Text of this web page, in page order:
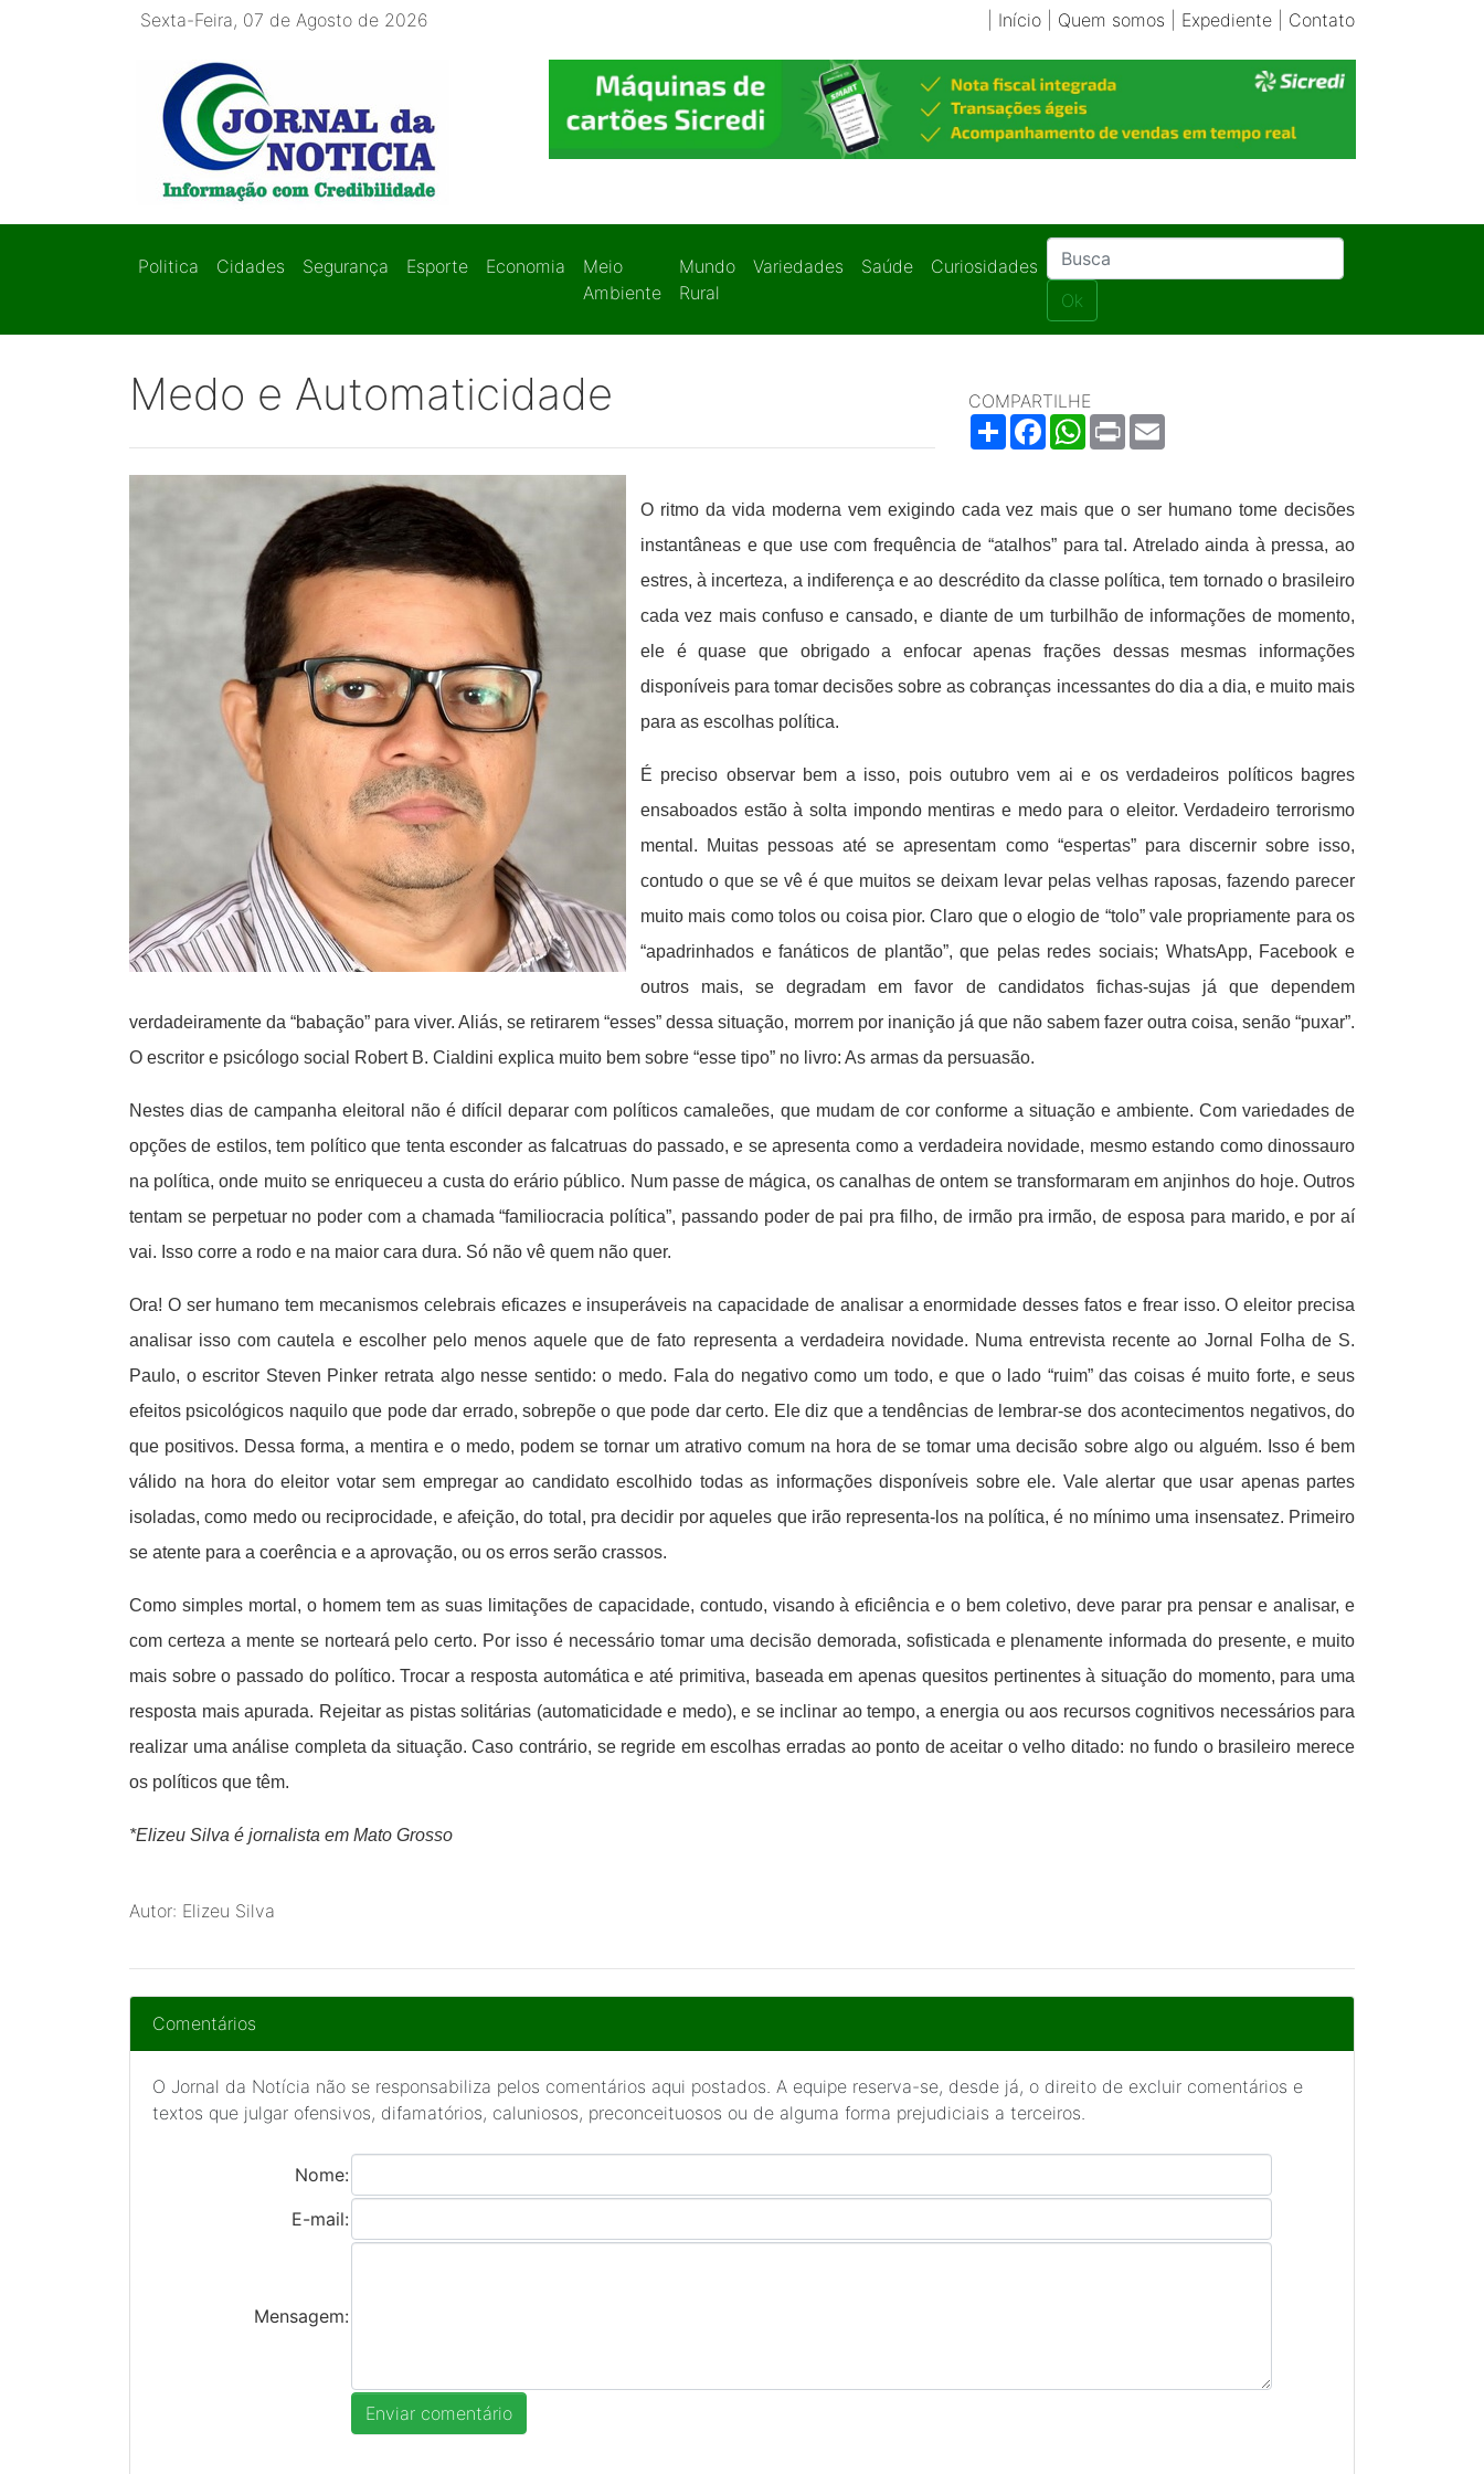
Sexta-Feira, 07 de Agosto de 2026 Início| Quem somos Expediente| Contato
Politica Cidades Segurança Esporte Economia
Meio
Ambiente
Mundo
Rural
Variedades Saúde
Curiosidades
Ok
Medo e Automaticidade
COMPARTILHE
ShareFacebookWhatsApp
Print
O ritmo da vida moderna vem exigindo cada vez mais que o ser humano tome decisões
instantâneas e que use com frequência de “atalhos” para tal. Atrelado ainda à pressa, ao
estres, à incerteza, a indiferença e ao descrédito da classe política, tem tornado o brasileiro
cada vez mais confuso e cansado, e diante de um turbilhão de informações de momento,
ele é quase que obrigado a enfocar apenas frações dessas mesmas informações
disponíveis para tomar decisões sobre as cobranças incessantes do dia a dia, e muito mais
para as escolhas política.
É preciso observar bem a isso, pois outubro vem ai e os verdadeiros políticos bagres
ensaboados estão à solta impondo mentiras e medo para o eleitor. Verdadeiro terrorismo
mental. Muitas pessoas até se apresentam como “espertas” para discernir sobre isso,
contudo o que se vê é que muitos se deixam levar pelas velhas raposas, fazendo parecer
muito mais como tolos ou coisa pior. Claro que o elogio de “tolo” vale propriamente para os
“apadrinhados e fanáticos de plantão”, que pelas redes sociais; WhatsApp, Facebook e
outros mais, se degradam em favor de candidatos fichas-sujas já que dependem
verdadeiramente da “babação” para viver. Aliás, se retirarem “esses” dessa situação, morrem por inanição já que não sabem fazer outra coisa, senão “puxar”.
O escritor e psicólogo social Robert B. Cialdini explica muito bem sobre “esse tipo” no livro: As armas da persuasão.
Nestes dias de campanha eleitoral não é difícil deparar com políticos camaleões, que mudam de cor conforme a situação e ambiente. Com variedades de
opções de estilos, tem político que tenta esconder as falcatruas do passado, e se apresenta como a verdadeira novidade, mesmo estando como dinossauro
na política, onde muito se enriqueceu a custa do erário público. Num passe de mágica, os canalhas de ontem se transformaram em anjinhos do hoje. Outros
tentam se perpetuar no poder com a chamada “familiocracia política”, passando poder de pai pra filho, de irmão pra irmão, de esposa para marido, e por aí
vai. Isso corre a rodo e na maior cara dura. Só não vê quem não quer.
Ora! O ser humano tem mecanismos celebrais eficazes e insuperáveis na capacidade de analisar a enormidade desses fatos e frear isso. O eleitor precisa
analisar isso com cautela e escolher pelo menos aquele que de fato representa a verdadeira novidade. Numa entrevista recente ao Jornal Folha de S.
Paulo, o escritor Steven Pinker retrata algo nesse sentido: o medo. Fala do negativo como um todo, e que o lado “ruim” das coisas é muito forte, e seus
efeitos psicológicos naquilo que pode dar errado, sobrepõe o que pode dar certo. Ele diz que a tendências de lembrar-se dos acontecimentos negativos, do
que positivos. Dessa forma, a mentira e o medo, podem se tornar um atrativo comum na hora de se tomar uma decisão sobre algo ou alguém. Isso é bem
válido na hora do eleitor votar sem empregar ao candidato escolhido todas as informações disponíveis sobre ele. Vale alertar que usar apenas partes
isoladas, como medo ou reciprocidade, e afeição, do total, pra decidir por aqueles que irão representa-los na política, é no mínimo uma insensatez. Primeiro
se atente para a coerência e a aprovação, ou os erros serão crassos.
Como simples mortal, o homem tem as suas limitações de capacidade, contudo, visando à eficiência e o bem coletivo, deve parar pra pensar e analisar, e
com certeza a mente se norteará pelo certo. Por isso é necessário tomar uma decisão demorada, sofisticada e plenamente informada do presente, e muito
mais sobre o passado do político. Trocar a resposta automática e até primitiva, baseada em apenas quesitos pertinentes à situação do momento, para uma
resposta mais apurada. Rejeitar as pistas solitárias (automaticidade e medo), e se inclinar ao tempo, a energia ou aos recursos cognitivos necessários para
realizar uma análise completa da situação. Caso contrário, se regride em escolhas erradas ao ponto de aceitar o velho ditado: no fundo o brasileiro merece
os políticos que têm.
*Elizeu Silva é jornalista em Mato Grosso
Autor: Elizeu Silva
Comentários
O Jornal da Notícia não se responsabiliza pelos comentários aqui postados. A equipe reserva-se, desde já, o direito de excluir comentários e
textos que julgar ofensivos, difamatórios, caluniosos, preconceituosos ou de alguma forma prejudiciais a terceiros.
Nome:
E-mail:
Mensagem: